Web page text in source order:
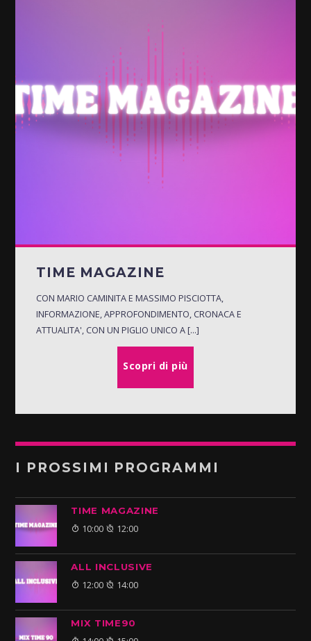
TIME MAGAZINE
CON MARIO CAMINITA E MASSIMO PISCIOTTA,
INFORMAZIONE, APPROFONDIMENTO, CRONACA E
ATTUALITA', CON UN PIGLIO UNICO A [...]
Scopri di più
I PROSSIMI PROGRAMMI
TIME MAGAZINE
10:00 12:00
ALL INCLUSIVE
12:00 14:00
MIX TIME90